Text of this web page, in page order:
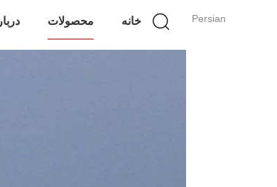
Persian خانه محصولات